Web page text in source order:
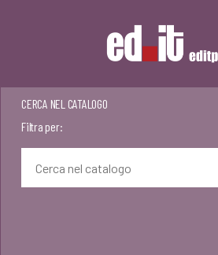
CERCA NEL CATALOGO
Filtra per: